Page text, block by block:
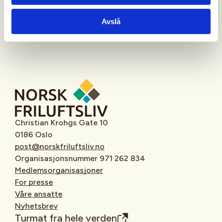
Avslå
Innlegget ble først publisert i Aftenposten, 03. mars
Christian Krohgs Gate 10
0186 Oslo
post@norskfriluftsliv.no
Organisasjonsnummer 971 262 834
Medlemsorganisasjoner
For presse
Våre ansatte
Nyhetsbrev
Turmat fra hele verden